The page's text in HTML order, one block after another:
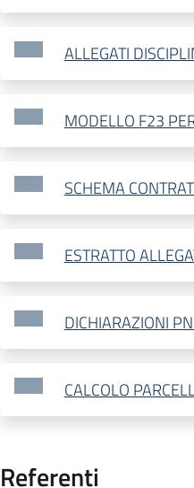
ALLEGATI
MODELLO F23
SCHEMA
ESTRATTO
DICHIARAZIONI
CALCOLO
Referenti